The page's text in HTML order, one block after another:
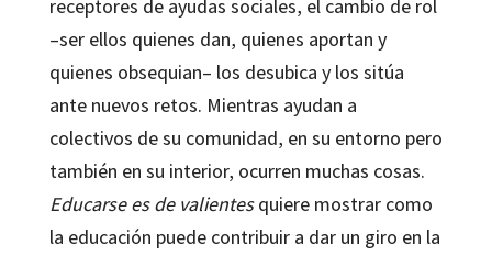
receptores de ayudas sociales, el cambio de rol
–ser ellos quienes dan, quienes aportan y
quienes obsequian– los desubica y los sitúa
ante nuevos retos. Mientras ayudan a
colectivos de su comunidad, en su entorno pero
también en su interior, ocurren muchas cosas.
Educarse es de valientesquiere mostrar como
la educación puede contribuir a dar un giro en la